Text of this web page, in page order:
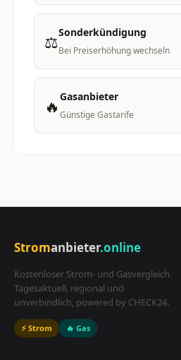
⚖️Sonderkündigung
Bei Preiserhöhung wechseln
🔥 Gasanbieter
Günstige Gastarife
Stromanbieter.online
Kostenloser Strom- und Gasvergleich.
Tagesaktuell, regional und
unverbindlich, powered by CHECK24.
⚡ Strom 🔥 Gas